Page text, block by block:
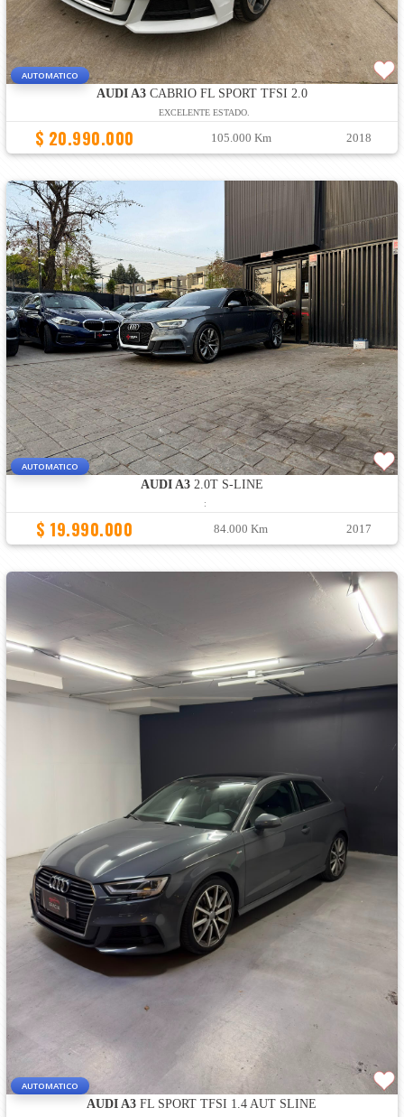
AUTOMATICO
AUDI A3CABRIO FL SPORT TFSI 2.0
EXCELENTE ESTADO.
$ 20.990.000 105.000 Km 2018
AUTOMATICO
AUDI A32.0T S-LINE
:
$ 19.990.000 84.000 Km 2017
AUTOMATICO
AUDI A3 FL SPORT TFSI 1.4 AUT SLINE